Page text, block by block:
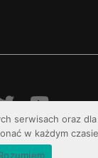
serwisach oraz
w każdym